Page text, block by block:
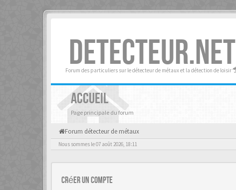
DETECTEUR.NET
Forum des particuliers sur le détecteur de métaux et la détection de loisir
ACCUEIL
Page principale du forum
Forum détecteur de métaux
Nous sommes le 07 août 2026, 18:11
Créer un Compte